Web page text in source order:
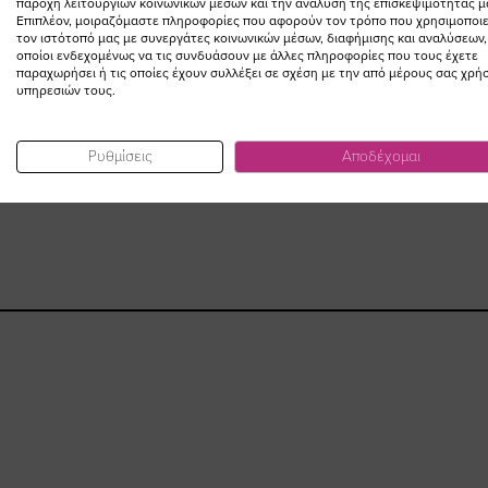
παροχή λειτουργιών κοινωνικών μέσων και την ανάλυση της επισκεψιμότητάς
Επιπλέον, μοιραζόμαστε πληροφορίες που αφορούν τον τρόπο που
τον ιστότοπό μας με συνεργάτες κοινωνικών μέσων, διαφήμισης και αναλύσεων,
οποίοι ενδεχομένως να τις συνδυάσουν με άλλες πληροφορίες που τους έχετε
παραχωρήσει ή τις οποίες έχουν συλλέξει σε σχέση με την από μέρους σας
υπηρεσιών τους.
Ρυθμίσεις Αποδέχομαι